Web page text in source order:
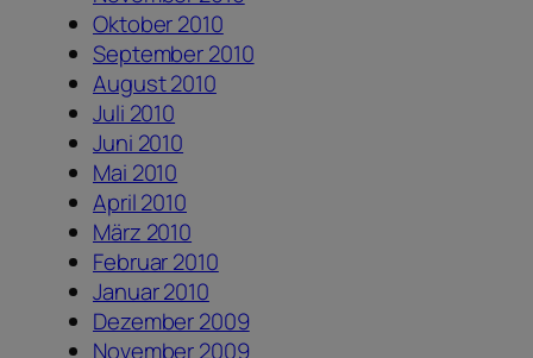
Oktober 2010
September 2010
August 2010
Juli 2010
Juni 2010
Mai 2010
April 2010
März 2010
Februar 2010
Januar 2010
Dezember 2009
November 2009